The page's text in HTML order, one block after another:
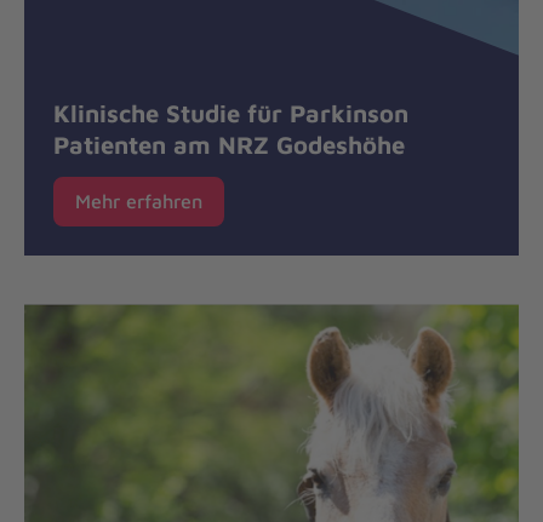
Klinische Studie für Parkinson
Patienten am NRZ Godeshöhe
Mehr erfahren